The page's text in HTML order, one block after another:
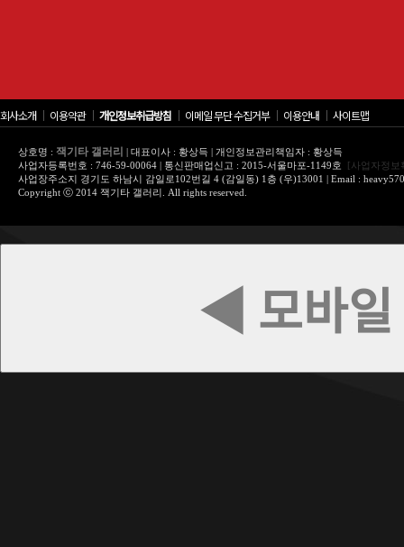
회사소개│ 이용약관│ 개인정보취급방침 │ 이메일 무단 수집거부│ 이용안내 │ 사이트맵
상호명 : 잭기타 갤러리 | 대표이사 : 황상득 | 개인정보관리책임자 : 황상득
사업자등록번호 : 746-59-00064 | 통신판매업신고 : 2015-서울마포-1149호 [사업자정보
사업장주소지 경기도 하남시 감일로102번길 4 (감일동) 1층 (우)13001 | Email :
Copyright ⓒ 2014 잭기타 갤러리. All rights reserved.